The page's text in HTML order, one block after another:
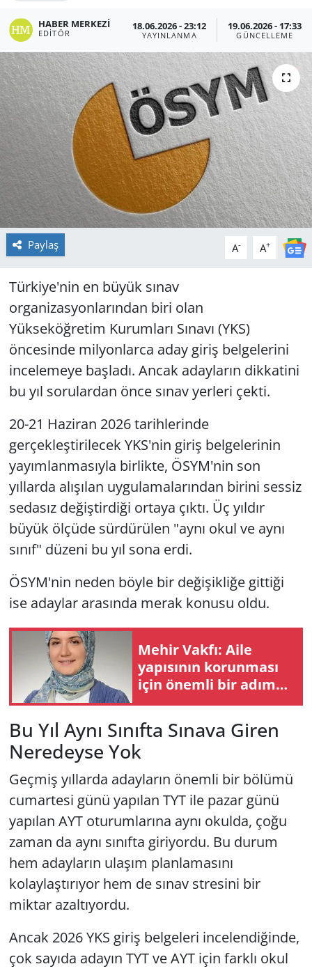
HABER MERKEZI
EDITÖR
18.06.2026 - 23:12
YAYINLANMA
19.06.2026 - 17:33
GÜNCELLEME
Paylaş A- A+
Türkiye'nin en büyük sınav
organizasyonlarından biri olan
Yükseköğretim Kurumları Sınavı (YKS)
öncesinde milyonlarca aday giriş belgelerini
incelemeye başladı. Ancak adayların dikkatini
bu yıl sorulardan önce sınav yerleri çekti.
20-21 Haziran 2026 tarihlerinde
gerçekleştirilecek YKS'nin giriş belgelerinin
yayımlanmasıyla birlikte, ÖSYM'nin son
yıllarda alışılan uygulamalarından birini sessiz
sedasız değiştirdiği ortaya çıktı. Üç yıldır
büyük ölçüde sürdürülen "aynı okul ve aynı
sınıf" düzeni bu yıl sona erdi.
ÖSYM'nin neden böyle bir değişikliğe gittiği
ise adaylar arasında merak konusu oldu.
Mehir Vakfı: Aile
yapısının korunması
için önemli bir adım
atıldı
Bu Yıl Aynı Sınıfta Sınava Giren
Neredeyse Yok
Geçmiş yıllarda adayların önemli bir bölümü
cumartesi günü yapılan TYT ile pazar günü
yapılan AYT oturumlarına aynı okulda, çoğu
zaman da aynı sınıfta giriyordu. Bu durum
hem adayların ulaşım planlamasını
kolaylaştırıyor hem de sınav stresini bir
miktar azaltıyordu.
Ancak 2026 YKS giriş belgeleri incelendiğinde,
çok sayıda adayın TYT ve AYT için farklı okul